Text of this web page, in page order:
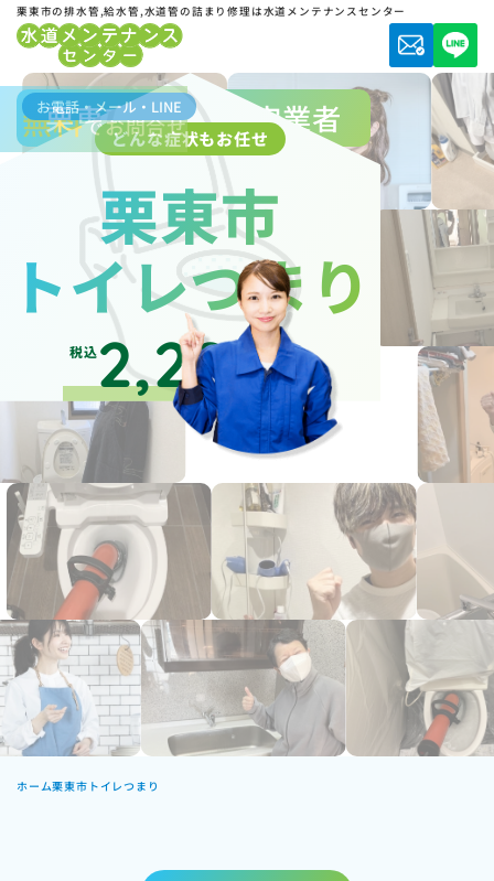
栗東市の排水管,給水管,水道管の詰まり修理は水道メンテナンスセンター
栗東市水道局指定業者
どんな症状もお任せ
栗東市
トイレつまり
税込2,200円～
ホーム栗東市トイレつまり
お電話・メール・LINE
無料でお問合せ